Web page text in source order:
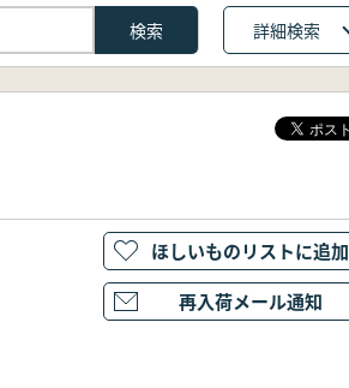
詳細検索
ほしいものリストに追加
再入荷メール通知